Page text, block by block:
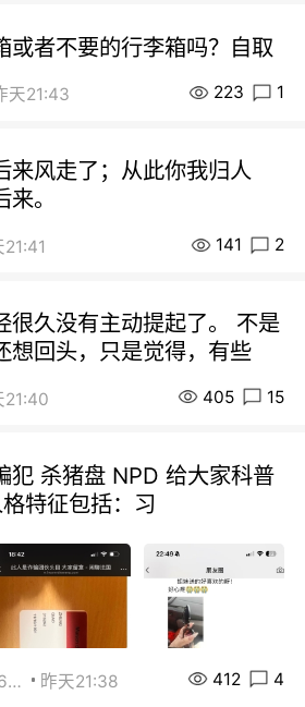
或者不要的行李箱吗？自取
天21:43 223 1
来风走了；从此你我归人
。
21:41 141 2
很久没有主动提起了。 不是
想回头，只是觉得，有些
21:40 405 15
犯 杀猪盘 NPD 给大家科普
特征包括：习
街友38816967 昨天21:38 412 4